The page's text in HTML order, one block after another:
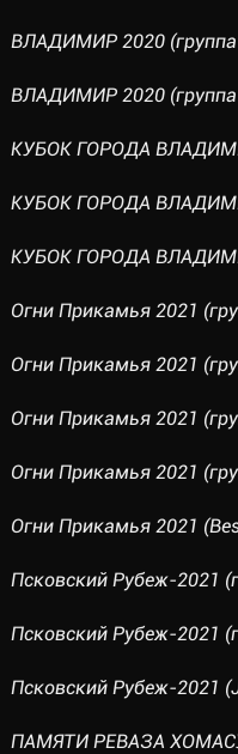
ВЛАДИМИР 2020
ВЛАДИМИР 2020
КУБОК ГОРОДА
КУБОК ГОРОДА
КУБОК ГОРОДА
Огни Прикамья 2021
Огни Прикамья 2021
Огни Прикамья 2021
Огни Прикамья 2021
Огни Прикамья 2021
Псковский Рубеж-2021
Псковский Рубеж-2021
Псковский Рубеж-2021
ПАМЯТИ РЕВАЗА